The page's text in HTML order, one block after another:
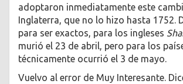
adoptaron inmediatamente este
Inglaterra, que no lo hizo hasta 1752.
para ser exactos, para los ingleses
murió el 23 de abril, pero para los
técnicamente ocurrió el 3 de mayo.
Vuelvo al error de Muy Interesante.